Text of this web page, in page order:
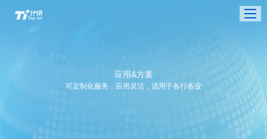
应用&方案
可定制化服务，应用灵活，适用于各行各业